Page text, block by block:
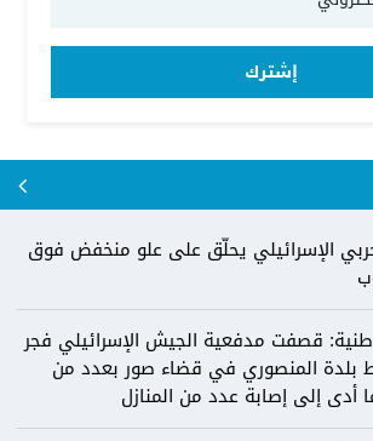
إشترك
الإسرائيلي يحلّق على علو منخفض فوق
قصفت مدفعية الجيش الإسرائيلي فجر
بلدة المنصوري في قضاء صور بعدد من
أدى إلى إصابة عدد من المنازل